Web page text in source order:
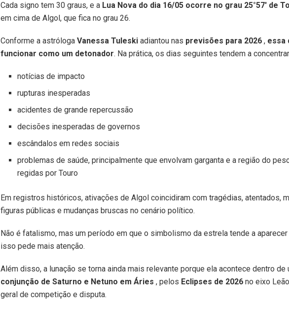
Cada signo tem 30 graus, e a Lua Nova do dia 16/05 ocorre no grau 25°57′ de
em cima de Algol, que fica no grau 26.
Conforme a astróloga Vanessa Tuleski adiantou nas previsões para 2026 , essa
funcionar como um detonador. Na prática, os dias seguintes tendem a
notícias de impacto
rupturas inesperadas
acidentes de grande repercussão
decisões inesperadas de governos
escândalos em redes sociais
problemas de saúde, principalmente que envolvam garganta e a região do
regidas por Touro
Em registros históricos, ativações de Algol coincidiram com tragédias, atentados,
figuras públicas e mudanças bruscas no cenário político.
Não é fatalismo, mas um período em que o simbolismo da estrela tende a
isso pede mais atenção.
Além disso, a lunação se torna ainda mais relevante porque ela acontece dentro de
conjunção de Saturno e Netuno em Áries , pelos Eclipses de 2026 no eixo
geral de competição e disputa.